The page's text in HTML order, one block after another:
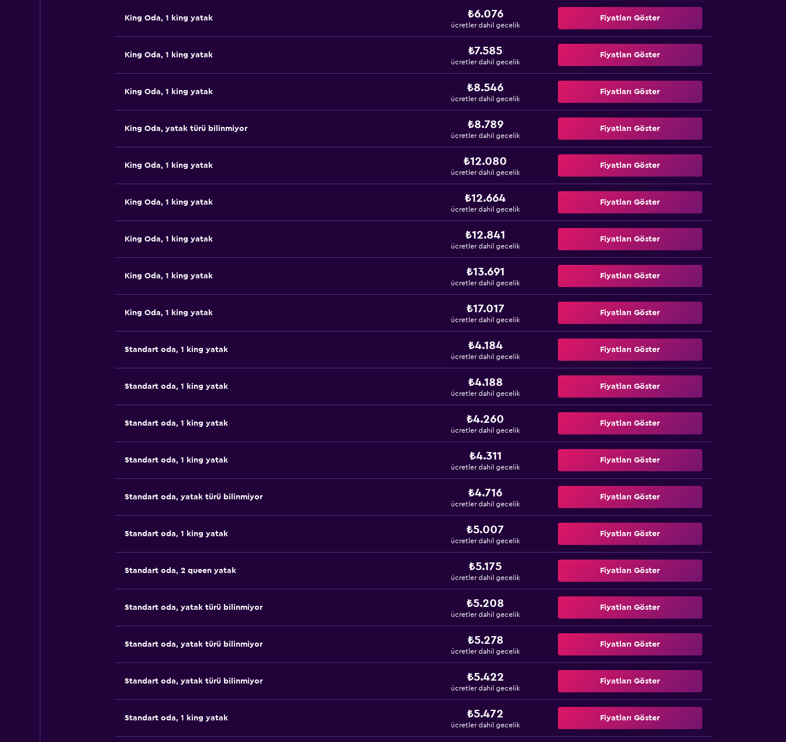
King Oda, 1 king yatak ₺6.076
ücretler dahil gecelik
Fiyatları Göster
King Oda, 1 king yatak ₺7.585
ücretler dahil gecelik
Fiyatları Göster
King Oda, 1 king yatak ₺8.546
ücretler dahil gecelik
Fiyatları Göster
King Oda, yatak türü bilinmiyor ₺8.789
ücretler dahil gecelik
Fiyatları Göster
King Oda, 1 king yatak ₺12.080
ücretler dahil gecelik
Fiyatları Göster
King Oda, 1 king yatak ₺12.664
ücretler dahil gecelik
Fiyatları Göster
King Oda, 1 king yatak ₺12.841
ücretler dahil gecelik
Fiyatları Göster
King Oda, 1 king yatak ₺13.691
ücretler dahil gecelik
Fiyatları Göster
King Oda, 1 king yatak ₺17.017
ücretler dahil gecelik
Fiyatları Göster
Standart oda, 1 king yatak ₺4.184
ücretler dahil gecelik
Fiyatları Göster
Standart oda, 1 king yatak ₺4.188
ücretler dahil gecelik
Fiyatları Göster
Standart oda, 1 king yatak ₺4.260
ücretler dahil gecelik
Fiyatları Göster
Standart oda, 1 king yatak ₺4.311
ücretler dahil gecelik
Fiyatları Göster
Standart oda, yatak türü bilinmiyor ₺4.716
ücretler dahil gecelik
Fiyatları Göster
Standart oda, 1 king yatak ₺5.007
ücretler dahil gecelik
Fiyatları Göster
Standart oda, 2 queen yatak ₺5.175
ücretler dahil gecelik
Fiyatları Göster
Standart oda, yatak türü bilinmiyor ₺5.208
ücretler dahil gecelik
Fiyatları Göster
Standart oda, yatak türü bilinmiyor ₺5.278
ücretler dahil gecelik
Fiyatları Göster
Standart oda, yatak türü bilinmiyor ₺5.422
ücretler dahil gecelik
Fiyatları Göster
Standart oda, 1 king yatak ₺5.472
ücretler dahil gecelik
Fiyatları Göster